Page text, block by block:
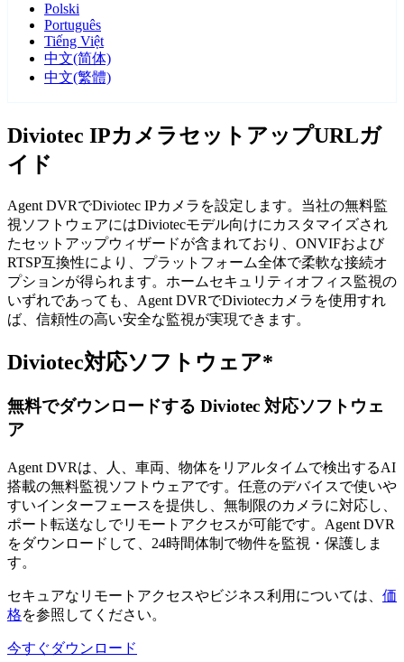
Polski
Português
Tiếng Việt
中文(简体)
中文(繁體)
Diviotec IPカメラセットアップURLガ
イド
Agent DVRでDiviotec IPカメラを設定します。当社の無料監
視ソフトウェアにはDiviotecモデル向けにカスタマイズされ
たセットアップウィザードが含まれており、ONVIFおよび
RTSP互換性により、プラットフォーム全体で柔軟な接続オ
プションが得られます。ホームセキュリティオフィス監視の
いずれであっても、Agent DVRでDiviotecカメラを使用すれ
ば、信頼性の高い安全な監視が実現できます。
Diviotec対応ソフトウェア*
無料でダウンロードする Diviotec 対応ソフトウェ
ア
Agent DVRは、人、車両、物体をリアルタイムで検出するAI
搭載の無料監視ソフトウェアです。任意のデバイスで使いや
すいインターフェースを提供し、無制限のカメラに対応し、
ポート転送なしでリモートアクセスが可能です。Agent DVR
をダウンロードして、24時間体制で物件を監視・保護しま
す。
セキュアなリモートアクセスやビジネス利用については、 価
格を参照してください。
今すぐダウンロード